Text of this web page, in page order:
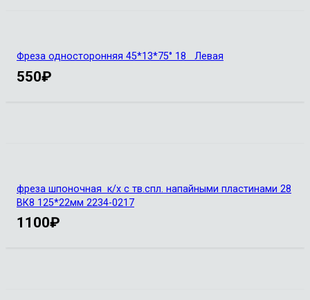
Фреза односторонняя 45*13*75° 18 Левая
550₽
фреза шпоночная к/х с тв.спл. напайными пластинами 28
ВК8 125*22мм 2234-0217
1100₽